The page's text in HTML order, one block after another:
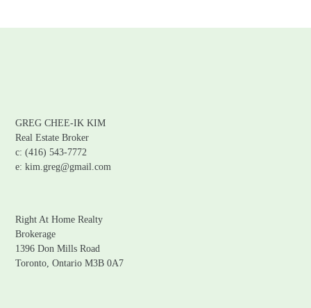
GREG CHEE-IK KIM
Real Estate Broker
c: (416) 543-7772
e: kim.greg@gmail.com
Right At Home Realty
Brokerage
1396 Don Mills Road
Toronto, Ontario M3B 0A7